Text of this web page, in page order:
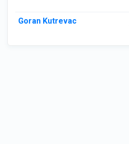
Goran Kutrevac